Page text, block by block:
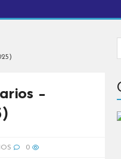
–
0